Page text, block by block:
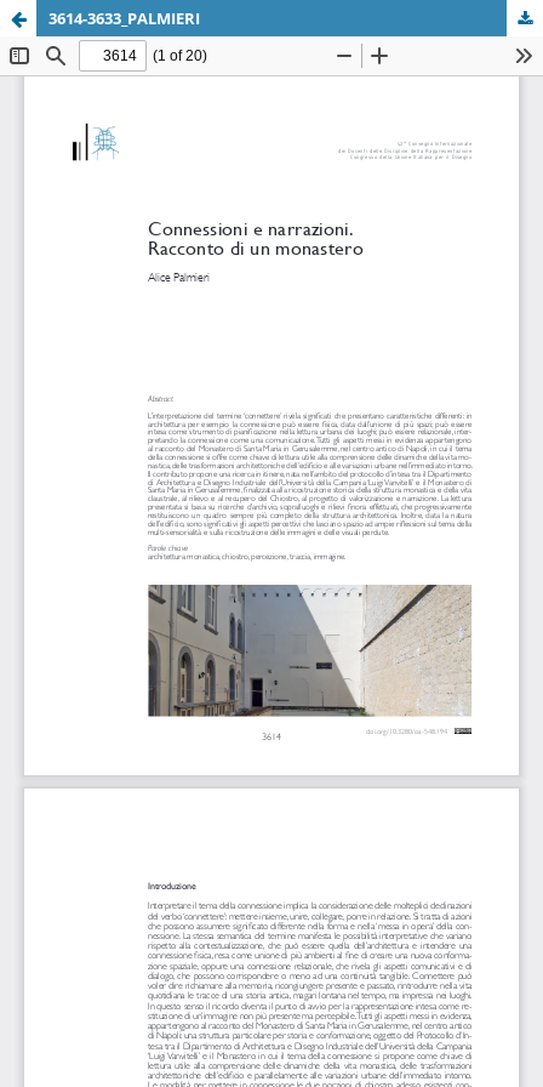
3614-3633_PALMIERI